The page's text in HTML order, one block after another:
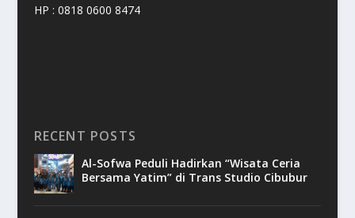
HP : 0818 0600 8474
RECENT POSTS
Al-Sofwa Peduli Hadirkan “Wisata Ceria
Bersama Yatim” di Trans Studio Cibubur